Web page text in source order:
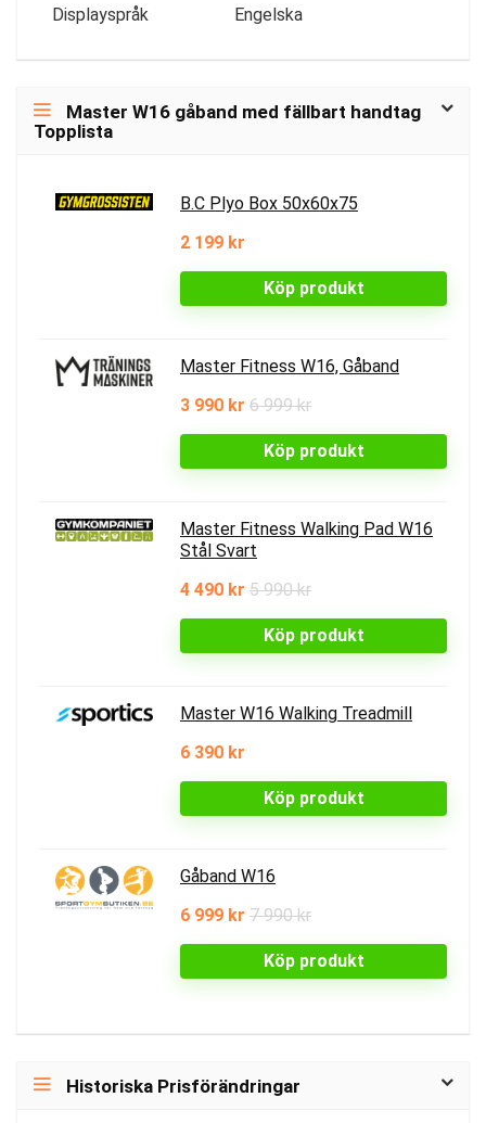
Displayspråk Engelska
Master W16 gåband med fällbart handtag
Topplista
B.C Plyo Box 50x60x75
2 199 kr
Köp produkt
Master Fitness W16, Gåband
3 990 kr 6 999 kr
Köp produkt
Master Fitness Walking Pad W16
Stål Svart
4 490 kr 5 990 kr
Köp produkt
Master W16 Walking Treadmill
6 390 kr
Köp produkt
Gåband W16
6 999 kr 7 990 kr
Köp produkt
Historiska Prisförändringar